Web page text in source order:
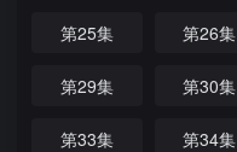
第25集 第26集
第29集 第30集
第33集 第34集